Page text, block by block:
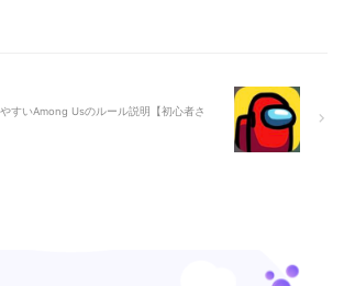
すいAmong Usのルール説明【初心者さ